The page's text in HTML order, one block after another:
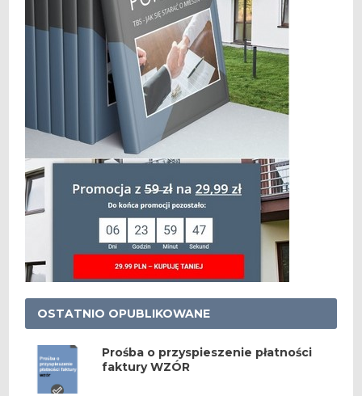
OSTATNIO OPUBLIKOWANE
Prośba o przyspieszenie płatności
faktury WZÓR